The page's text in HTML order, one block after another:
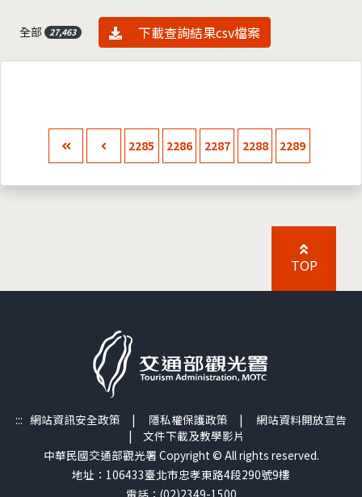
全部 27,463 資料下載
下載查詢結果csv檔案
2285 2286 2287 2288 2289
TOP
::: 網站資訊安全政策 | 隱私權保護政策 | 網站資料開放宣告
| 文件下載及教學影片
中華民國交通部觀光署 Copyright © All rights reserved.
地址：106433臺北市忠孝東路4段290號9樓
電話：(02)2349-1500